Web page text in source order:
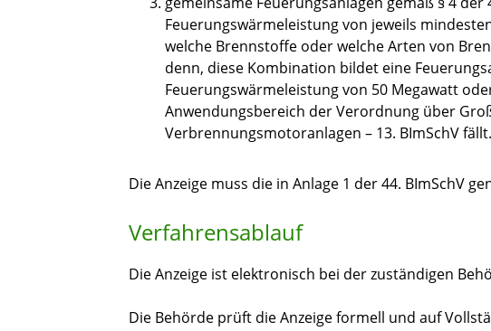
Feuerungswärmeleistung von jeweils
welche Brennstoffe oder welche Arten von
denn, diese Kombination bildet eine
Feuerungswärmeleistung von 50 Megawatt
Anwendungsbereich der Verordnung über
Verbrennungsmotoranlagen – 13. BImSchV fällt.
Die Anzeige muss die in Anlage 1 der 44. BImSchV
Verfahrensablauf
Die Anzeige ist elektronisch bei der zuständigen
Die Behörde prüft die Anzeige formell und auf